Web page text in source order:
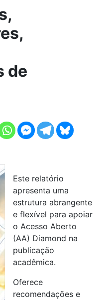
de
Este relatório
apresenta uma
estrutura abrangente
e flexível para apoiar
o Acesso Aberto
(AA) Diamond na
publicação
acadêmica.
Oferece
recomendações e